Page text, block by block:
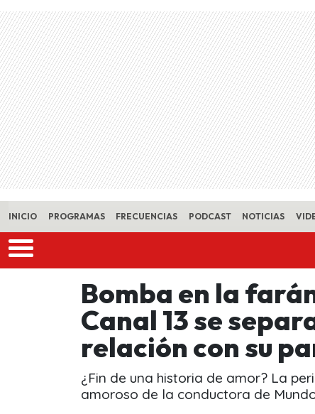
Skip to main content
INICIO PROGRAMAS FRECUENCIAS PODCAST NOTICIAS
Bomba en la
Canal 13 se
relación con su
¿Fin de una historia de amor? La
amoroso de la conductora de